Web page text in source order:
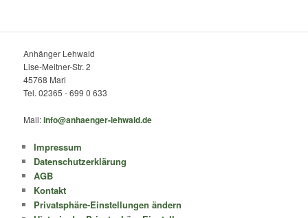
Anhänger Lehwald
Lise-Meitner-Str. 2
45768 Marl
Tel. 02365 - 699 0 633
Mail:info@anhaenger-lehwald.de
Impressum
Datenschutzerklärung
AGB
Kontakt
Privatsphäre-Einstellungen ändern